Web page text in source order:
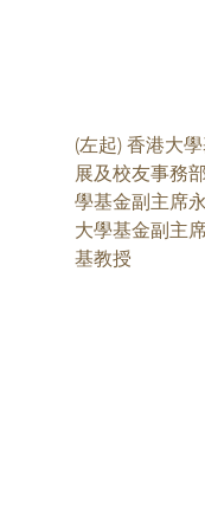
(左起) 香港大
展及校友事務
學基金副主席
大學基金副主
基教授